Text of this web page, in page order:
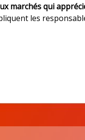
marchés qui
les